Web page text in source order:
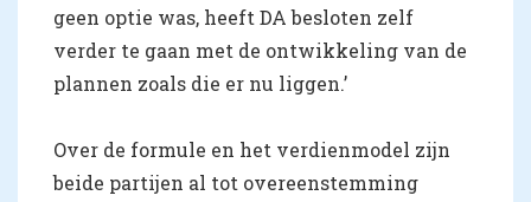
geen optie was, heeft DA besloten zelf
verder te gaan met de ontwikkeling van de
plannen zoals die er nu liggen.’
Over de formule en het verdienmodel zijn
beide partijen al tot overeenstemming